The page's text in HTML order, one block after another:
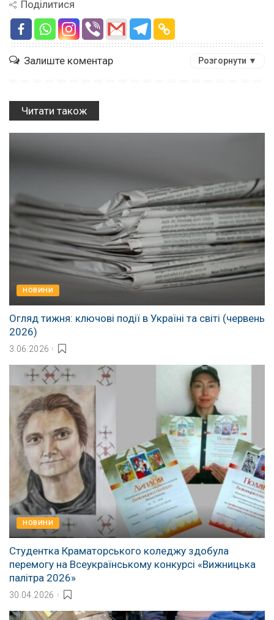
Поділитися
Залиште коментар Розгорнути ▼
Читати також
НОВИНИ
Огляд тижня: ключові події в Україні та світі (червень
2026)
3.06.2026
НОВИНИ
Студентка Краматорського коледжу здобула
перемогу на Всеукраїнському конкурсі «Вижницька
палітра 2026»
30.04.2026